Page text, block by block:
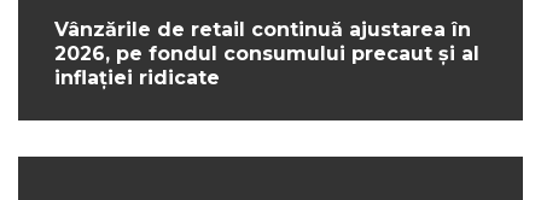
Vânzările de retail continuă ajustarea în
2026, pe fondul consumului precaut și al
inflației ridicate